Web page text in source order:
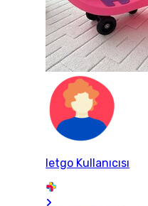
letgo Kullanıcısı